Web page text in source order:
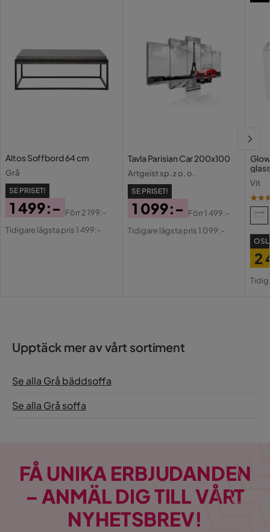
Nej
Bäddriktning Längsbäddad
Serie
Altos Soffbord 64 cm
Grå
SE PRISET!
Pris
1 499:-
Original
Förr2 199:-
Tidigare lägsta pris 1 499:-
Tavla Parisian Car 200x100
Artgeist sp. z o. o.
SE PRISET!
Pris
1 099:-
Original
Förr1 499:-
Tidigare lägsta pris 1 099:-
Vit
2
Upptäck mer av vårt sortiment
Se alla Grå bäddsoffa
Se alla Grå soffa
FÅ UNIKA ERBJUDANDEN
– ANMÄL DIG TILL VÅRT
NYHETSBREV!